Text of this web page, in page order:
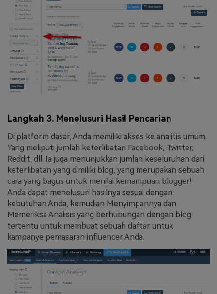
Langkah 3. Menelusuri Hasil Pencarian
Di platform dasar, Anda memiliki akses ke analitis umum.
Yang meliputi jumlah keterlibatan Facebook, Twitter,
Reddit, dll. Ia juga menunjukkan jumlah keseluruhan dari
keterlibatan yang dimiliki blog, yang merupakan sebuah
cara yang bagus untuk menilai kemampuan blogger!
Anda dapat menelusuri hasilnya sesuai dengan
kebutuhan Anda, kemudian Menyimpannya dan
Memeriksa Analisis yang berhubungan dengan blog
tertentu untuk membuat sebuah daftar untuk
kampanye pemasaran influencer Anda.